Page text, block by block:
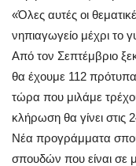
«Όλες αυτές οι
νηπιαγωγείο μέχρι το
Από τον Σεπτέμβριο
θα έχουμε 112 πρότυπα
τώρα που μιλάμε
κλήρωση θα γίνει στις
Νέα προγράμματα
σπουδών που είναι σε